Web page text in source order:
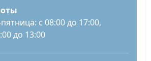
с 08:00 до 17:00,
до 13:00